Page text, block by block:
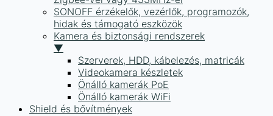
SONOFF érzékelők, vezérlők, programozók,
hidak és támogató eszközök
Kamera és biztonsági rendszerek
▼
Szerverek, HDD, kábelezés, matricák
Videokamera készletek
Önálló kamerák PoE
Önálló kamerák WiFi
Shield és bővítmények